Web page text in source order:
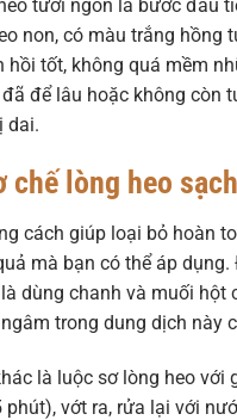
tươi ngon là bước đầu
non, có màu trắng hồng
hồi tốt, không quá mềm
để lâu hoặc không còn
dai.
chế lòng heo
cách giúp loại bỏ hoàn
mà bạn có thể áp
dùng chanh và muối
trong dung dịch này
là luộc sơ lòng heo
phút), vớt ra, rửa lại với